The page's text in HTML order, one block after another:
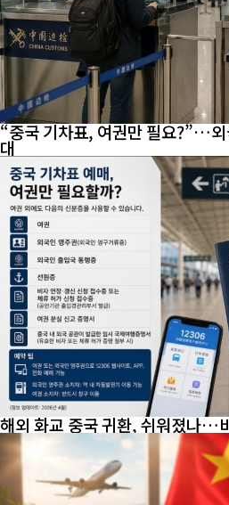
“중국 기차표, 여권만 필요?”…
대
해외 화교 중국 귀환, 쉬워졌나…